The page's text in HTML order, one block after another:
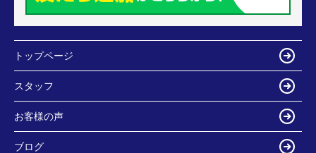
トップページ
スタッフ
お客様の声
ブログ